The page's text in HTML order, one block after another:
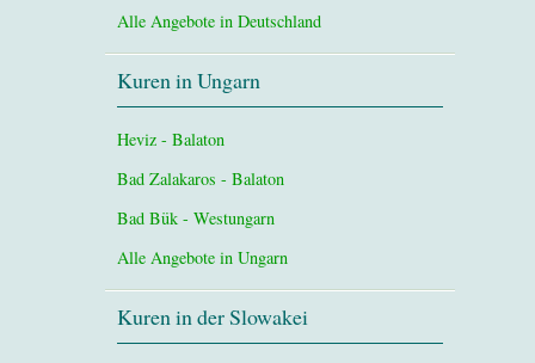
Alle Angebote in Deutschland
Kuren in Ungarn
Heviz - Balaton
Bad Zalakaros - Balaton
Bad Bük - Westungarn
Alle Angebote in Ungarn
Kuren in der Slowakei